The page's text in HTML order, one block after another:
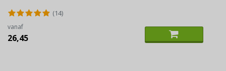
(14)
vanaf
26,45